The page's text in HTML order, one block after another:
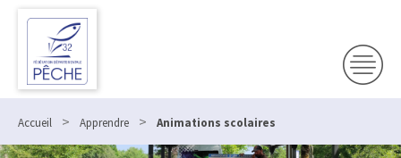
Accueil > Apprendre > Animations scolaires